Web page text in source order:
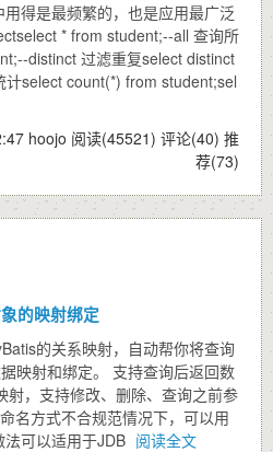
得是最频繁的，也是应用最广泛
* from student;--all 查询所
distinct 过滤重复select distinct
select count(*) from student;sel
hoojo 阅读(45521) 评论(40) 推
荐(73)
的映射绑定
的关系映射，自动帮你将查询
映射和绑定。 支持查询后返回数
射，支持修改、删除、查询之前参
名方式不合规范情况下，可以用
可以适用于JDB 阅读全文